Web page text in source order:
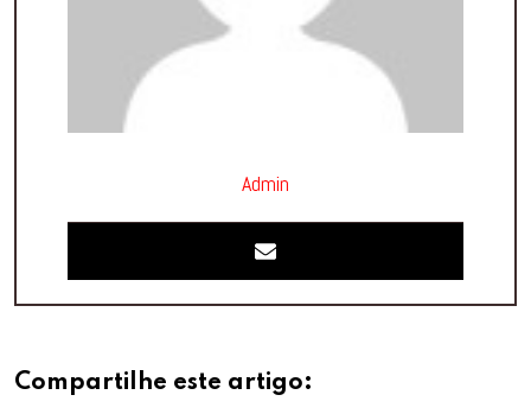
Admin
Compartilhe este artigo: